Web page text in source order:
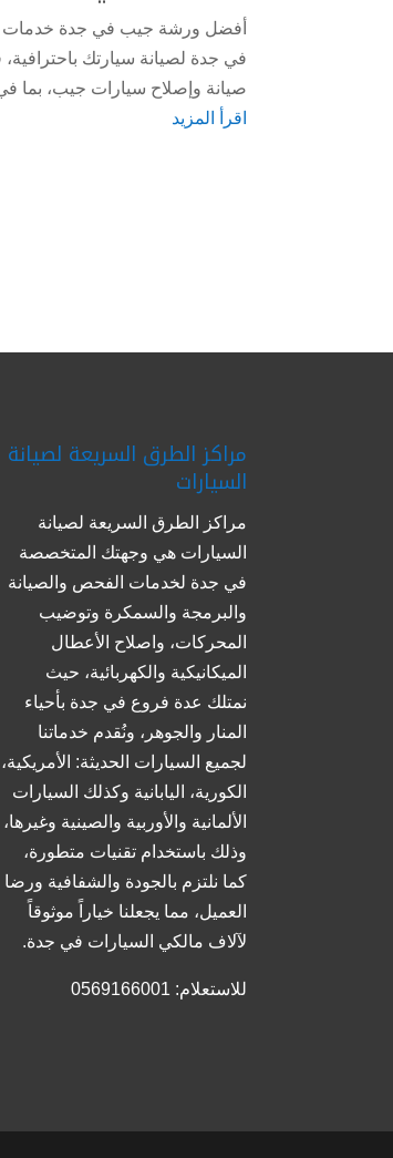
أفضل ورشة جيب في جدة خدمات
في جدة لصيانة سيارتك
صيانة وإصلاح سيارات جيب، بما في
اقرأ المزيد
مراكز الطرق السريعة لصيانة
السيارات
مراكز الطرق السريعة لصيانة
السيارات هي وجهتك المتخصصة
في جدة لخدمات الفحص والصيانة
والبرمجة والسمكرة وتوضيب
المحركات، واصلاح الأعطال
الميكانيكية والكهربائية، حيث
نمتلك عدة فروع في جدة بأحياء
المنار والجوهر، ونُقدم خدماتنا
لجميع السيارات الحديثة: الأمريكية،
الكورية، اليابانية وكذلك السيارات
الألمانية والأوربية والصينية وغيرها،
وذلك باستخدام تقنيات متطورة،
كما نلتزم بالجودة والشفافية ورضا
العميل، مما يجعلنا خياراً موثوقاً
لآلاف مالكي السيارات في جدة.
للاستعلام: 0569166001